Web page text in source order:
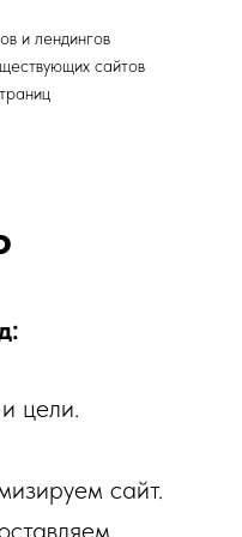
и лендингов
сайтов
цели.
сайт.